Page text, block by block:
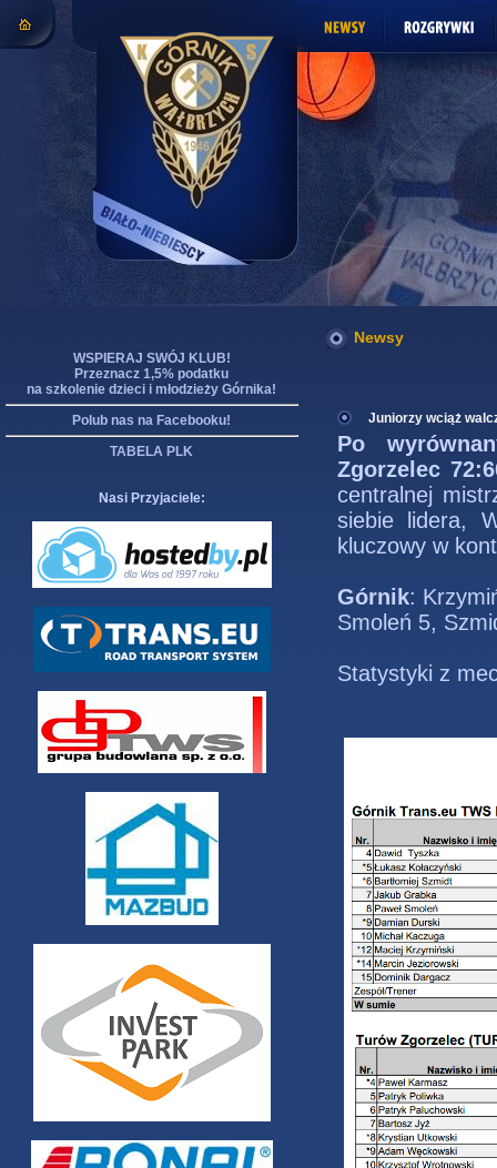
WSPIERAJ SWÓJ KLUB!
Przeznacz 1,5% podatku
na szkolenie dzieci i młodzieży Górnika!
Polub nas na Facebooku!
TABELA PLK
Nasi Przyjaciele:
Newsy
Juniorzy wciąż
Po
Zgorzelec
centralnej
siebie lidera,
kluczowy w
Górnik:
Smoleń 5,
Statystyki z